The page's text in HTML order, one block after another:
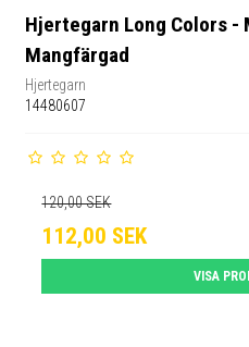
Hjertegarn Long Colors -
Mangfärgad
Hjertegarn
14480607
120,00 SEK
112,00 SEK
VISA